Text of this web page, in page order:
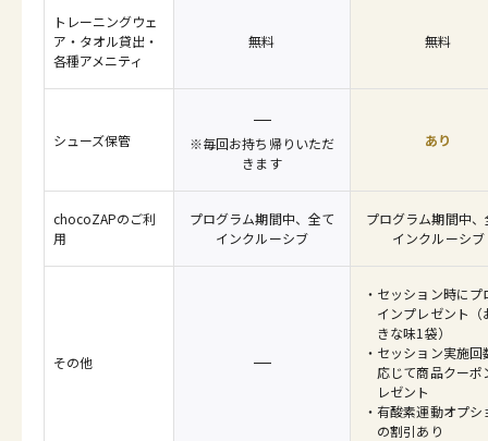
トレーニングウェ
ア・タオル貸出・
各種アメニティ
無料 無料
シューズ保管
※毎回お持ち帰りいただ
きます
あり
chocoZAPのご利
用
プログラム期間中、全て
インクルーシブ
プログラム期間中
インクルーシブ
その他
セッション時にプ
インプレゼント（
きな味1袋）
セッション実施回
応じて商品クーポ
レゼント
有酸素運動オプシ
の割引あり